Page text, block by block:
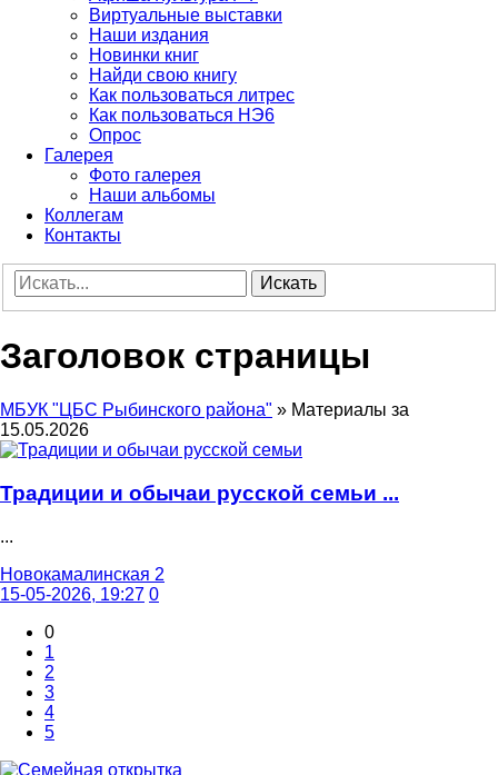
Виртуальные выставки
Наши издания
Новинки книг
Найди свою книгу
Как пользоваться литрес
Как пользоваться НЭ6
Опрос
Галерея
Фото галерея
Наши альбомы
Коллегам
Контакты
Искать
Заголовок страницы
МБУК "ЦБС Рыбинского района" » Материалы за
15.05.2026
Традиции и обычаи русской семьи ...
...
Новокамалинская 2
15-05-2026, 19:27 0
0
1
2
3
4
5